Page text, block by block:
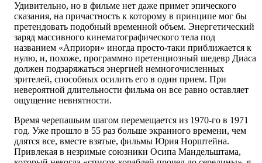
Удивительно, но в фильме нет даже примет эпического
сказания, на причастность к которому в принципе мог бы
претендовать подобный временной объем. Энергетический
заряд массивного кинематографического тела под
названием «Априори» иногда просто-таки приближается к
нулю, и, похоже, программно претенциозный шедевр Диаса
должен подзаряжаться энергией немногочисленных
зрителей, способных осилить его в один прием. При
невероятной длительности фильма он все равно оставляет
ощущение невнятности.
Время черепашьим шагом перемещается из 1970-го в 1971
год. Уже прошло в 55 раз больше экранного времени, чем
длятся все, вместе взятые, фильмы Юрия Норштейна.
Привлекая в незримые союзники Осипа Мандельштама,